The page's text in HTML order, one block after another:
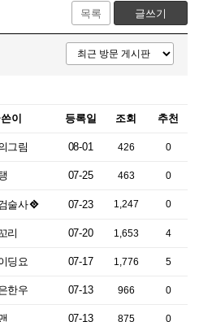
목록 글쓰기
이 등록일 조회 추천
그림 08-01 426 0
07-25 463 0
술사 07-23 1,247 0
리 07-20 1,653 4
딩요 07-17 1,776 5
한우 07-13 966 0
07-13 875 0